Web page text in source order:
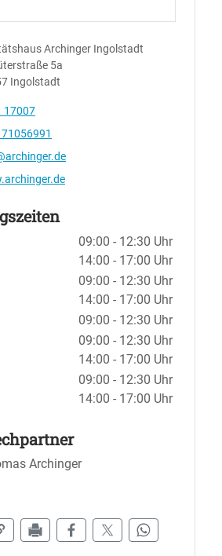
Archinger Ingolstadt
5a
Ingolstadt
17007
/ Monate
/ Hinweise09:00 - 12:30 Uhr
14:00 - 17:00 Uhr
09:00 - 12:30 Uhr
14:00 - 17:00 Uhr
09:00 - 12:30 Uhr
09:00 - 12:30 Uhr
14:00 - 17:00 Uhr
09:00 - 12:30 Uhr
14:00 - 17:00 Uhr
Archinger